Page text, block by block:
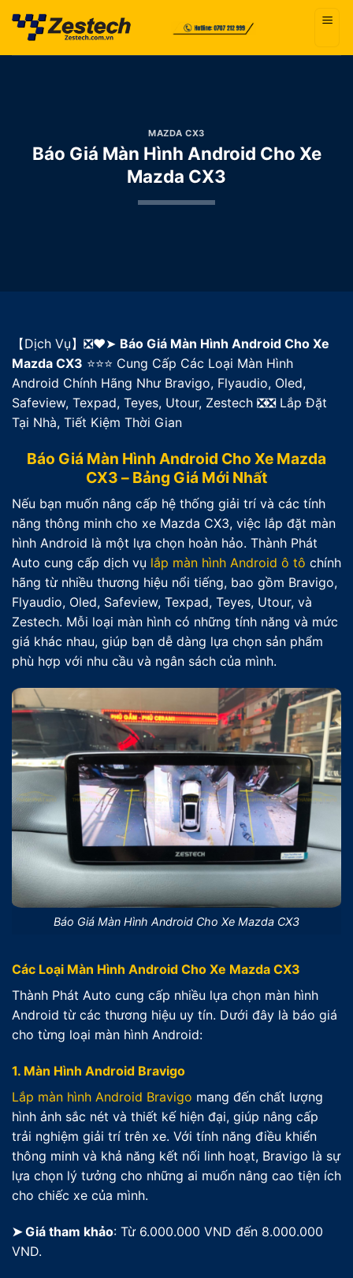
qua
MAZDA CX3
Báo Giá Màn Hình Android Cho Xe
Mazda CX3
【Dịch Vụ】❎❤️➤ Báo Giá Màn Hình Android Cho Xe
Mazda CX3 ⭐⭐⭐ Cung Cấp Các Loại Màn Hình
Android Chính Hãng Như Bravigo, Flyaudio, Oled,
Safeview, Texpad, Teyes, Utour, Zestech ❎❎ Lắp Đặt
Tại Nhà, Tiết Kiệm Thời Gian
Báo Giá Màn Hình Android Cho Xe Mazda
CX3 – Bảng Giá Mới Nhất
Nếu bạn muốn nâng cấp hệ thống giải trí và các tính
năng thông minh cho xe Mazda CX3, việc lắp đặt màn
hình Android là một lựa chọn hoàn hảo. Thành Phát
Auto cung cấp dịch vụ lắp màn hình Android ô tô chính
hãng từ nhiều thương hiệu nổi tiếng, bao gồm Bravigo,
Flyaudio, Oled, Safeview, Texpad, Teyes, Utour, và
Zestech. Mỗi loại màn hình có những tính năng và mức
giá khác nhau, giúp bạn dễ dàng lựa chọn sản phẩm
phù hợp với nhu cầu và ngân sách của mình.
Báo Giá Màn Hình Android Cho Xe Mazda CX3
Các Loại Màn Hình Android Cho Xe Mazda CX3
Thành Phát Auto cung cấp nhiều lựa chọn màn hình
Android từ các thương hiệu uy tín. Dưới đây là báo giá
cho từng loại màn hình Android:
1. Màn Hình Android Bravigo
Lắp màn hình Android Bravigo mang đến chất lượng
hình ảnh sắc nét và thiết kế hiện đại, giúp nâng cấp
trải nghiệm giải trí trên xe. Với tính năng điều khiển
thông minh và khả năng kết nối linh hoạt, Bravigo là sự
lựa chọn lý tưởng cho những ai muốn nâng cao tiện ích
cho chiếc xe của mình.
➤ Giá tham khảo: Từ 6.000.000 VND đến 8.000.000
VND.